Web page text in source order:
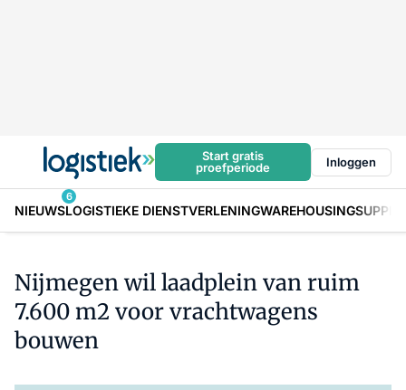
Start gratis
proefperiode
Inloggen
NIEUWS
6
LOGISTIEKE DIENSTVERLENINGWAREHOUSING
Nijmegen wil laadplein van ruim
7.600 m2 voor vrachtwagens
bouwen